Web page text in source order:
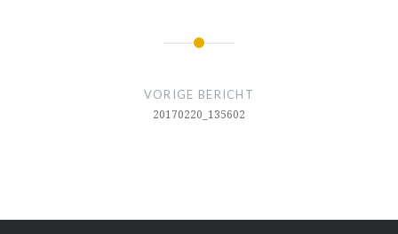
VORIGE BERICHT
20170220_135602